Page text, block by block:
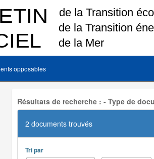
opposables
Résultats de recherche : - Type de
2 documents trouvés
Tri par